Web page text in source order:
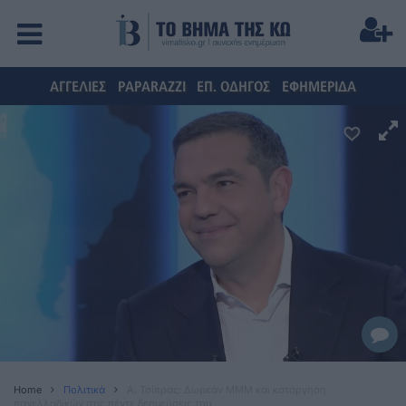
ΑΓΓΕΛΙΕΣ PAPARAZZI ΕΠ. ΟΔΗΓΟΣ ΕΦΗΜΕΡΙΔΑ
Home Πολιτικά